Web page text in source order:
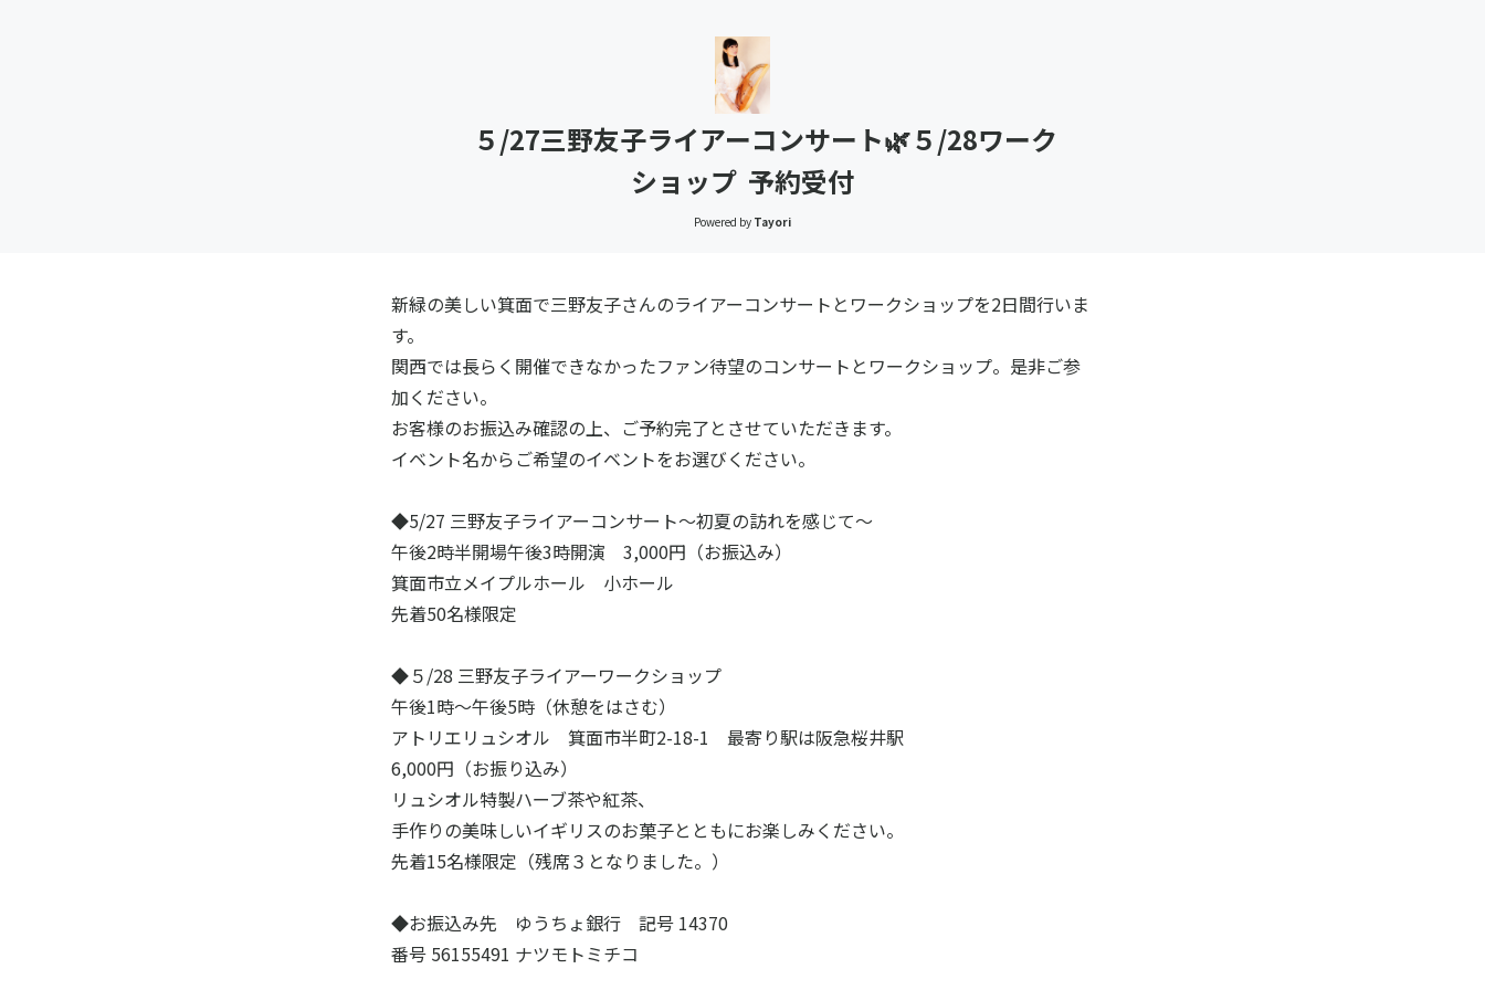
５/27三野友子ライアーコンサート🌿５/28ワーク
ショップ 予約受付
Powered by Tayori
新緑の美しい箕面で三野友子さんのライアーコンサートとワークショップを2日間行いま
す。
関西では長らく開催できなかったファン待望のコンサートとワークショップ。是非ご参
加ください。
お客様のお振込み確認の上、ご予約完了とさせていただきます。
イベント名からご希望のイベントをお選びください。
◆5/27 三野友子ライアーコンサート～初夏の訪れを感じて～
午後2時半開場午後3時開演 3,000円（お振込み）
箕面市立メイプルホール 小ホール
先着50名様限定
◆５/28 三野友子ライアーワークショップ
午後1時～午後5時（休憩をはさむ）
アトリエリュシオル 箕面市半町2-18-1 最寄り駅は阪急桜井駅
6,000円（お振り込み）
リュシオル特製ハーブ茶や紅茶、
手作りの美味しいイギリスのお菓子とともにお楽しみください。
先着15名様限定（残席３となりました。）
◆お振込み先 ゆうちょ銀行 記号 14370
番号 56155491 ナツモトミチコ